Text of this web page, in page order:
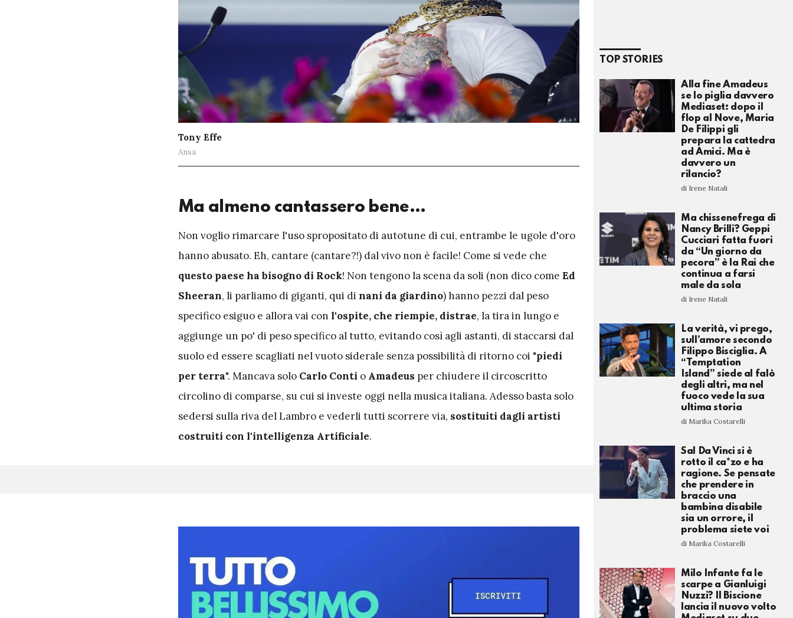
Tony Effe
Ansa
Ma almeno cantassero bene…
Non voglio rimarcare l'uso spropositato di autotune di cui, entrambe le ugole d'oro
hanno abusato. Eh, cantare (cantare?!) dal vivo non è facile! Come si vede che
questo paese ha bisogno di Rock! Non tengono la scena da soli (non dico come Ed
Sheeran, li parliamo di giganti, qui di nani da giardino) hanno pezzi dal peso
specifico esiguo e allora vai con l'ospite, che riempie, distrae, la tira in lungo e
aggiunge un po' di peso specifico al tutto, evitando così agli astanti, di staccarsi dal
suolo ed essere scagliati nel vuoto siderale senza possibilità di ritorno coi "piedi
per terra". Mancava solo Carlo Conti o Amadeus per chiudere il circoscritto
circolino di comparse, su cui si investe oggi nella musica italiana. Adesso basta solo
sedersi sulla riva del Lambro e vederli tutti scorrere via, sostituiti dagli artisti
costruiti con l'intelligenza Artificiale.
TOP STORIES
Alla fine Amadeus
se lo piglia davvero
Mediaset: dopo il
flop al Nove, Maria
De Filippi gli
prepara la cattedra
ad Amici. Ma è
davvero un
rilancio?
di Irene Natali
Ma chissenefrega di
Nancy Brilli? Geppi
Cucciari fatta fuori
da “Un giorno da
pecora” è la Rai che
continua a farsi
male da sola
di Irene Natali
La verità, vi prego,
sull’amore secondo
Filippo Bisciglia. A
“Temptation
Island” siede al falò
degli altri, ma nel
fuoco vede la sua
ultima storia
di Marika Costarelli
Sal Da Vinci si è
rotto il ca*zo e ha
ragione. Se pensate
che prendere in
braccio una
bambina disabile
sia un orrore, il
problema siete voi
di Marika Costarelli
Milo Infante fa le
scarpe a Gianluigi
Nuzzi? Il Biscione
lancia il nuovo volto